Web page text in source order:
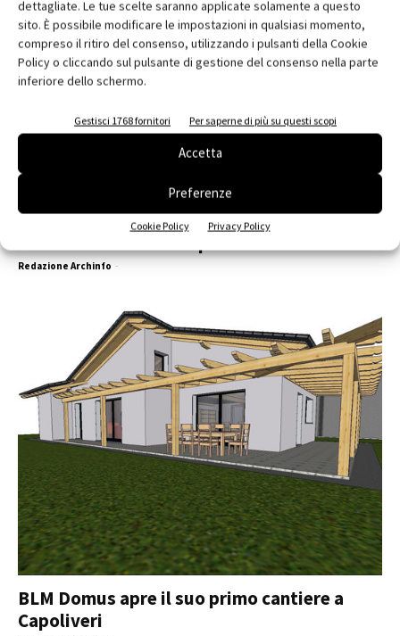
dettagliate. Le tue scelte saranno applicate solamente a questo
sito. È possibile modificare le impostazioni in qualsiasi momento,
compreso il ritiro del consenso, utilizzando i pulsanti della Cookie
Policy o cliccando sul pulsante di gestione del consenso nella parte
inferiore dello schermo.
Gestisci 1768 fornitori Per saperne di più su questi scopi
Accetta
Preferenze
Cookie Policy Privacy Policy
Piscine Castiglione per uno spazio
Redazione Archinfo -
BLM Domus apre il suo primo cantiere a
Capoliveri